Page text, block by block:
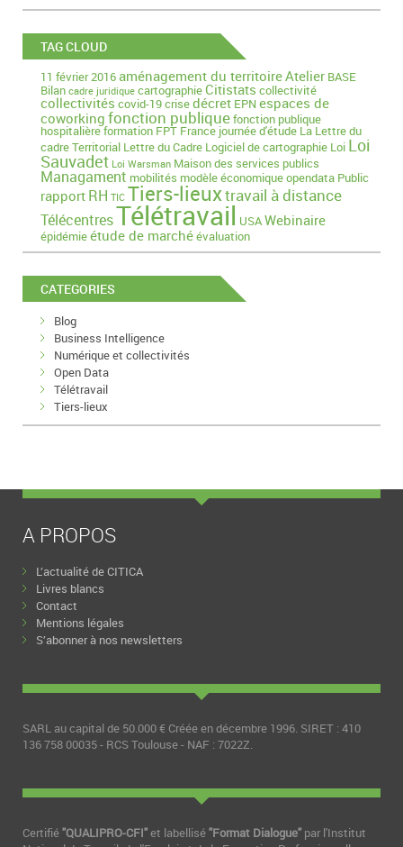
TAG CLOUD
11 février 2016aménagement du territoireAtelier BASE
Bilan cadre juridique cartographieCitistats collectivité
collectivités covid-19crisedécret EPN espaces de
coworking fonction publiquefonction publique
hospitalièreformation FPT France journée d'étude La Lettre du
cadre Territorial Lettre du Cadre Logiciel de cartographie Loi Loi
Sauvadet Loi Warsman Maison des services publics
Managament mobilités modèle économiqueopendata Public
rapport RH TIC Tiers-lieuxtravail à distance
TélécentresTélétravail USAWebinaire
épidémieétude de marchéévaluation
CATEGORIES
Blog
Business Intelligence
Numérique et collectivités
Open Data
Télétravail
Tiers-lieux
A PROPOS
L’actualité de CITICA
Livres blancs
Contact
Mentions légales
S’abonner à nos newsletters
SARL au capital de 50.000 € Créée en décembre 1996. SIRET : 410
136 758 00035 - RCS Toulouse - NAF : 7022Z.
Certifié"QUALIPRO-CFI"et labellisé"Format Dialogue" par l'Institut